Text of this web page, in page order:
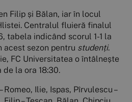
Filip și Bălan, iar în locul
Centralul fluieră finalul
tabela indicând scorul 1-1 la
sezon pentru studenți.
FC Universitatea o întâlnește
la ora 18:30.
Romeo, Ilie, Ispas, Pîrvulescu –